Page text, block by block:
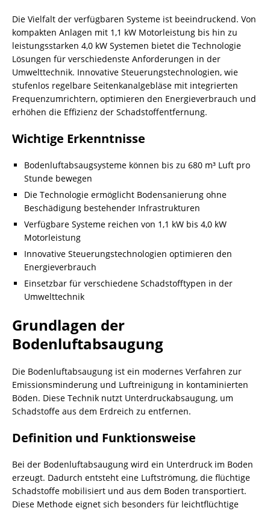
Die Vielfalt der verfügbaren Systeme ist beeindruckend. Von
kompakten Anlagen mit 1,1 kW Motorleistung bis hin zu
leistungsstarken 4,0 kW Systemen bietet die Technologie
Lösungen für verschiedenste Anforderungen in der
Umwelttechnik. Innovative Steuerungstechnologien, wie
stufenlos regelbare Seitenkanalgebläse mit integrierten
Frequenzumrichtern, optimieren den Energieverbrauch und
erhöhen die Effizienz der Schadstoffentfernung.
Wichtige Erkenntnisse
Bodenluftabsaugsysteme können bis zu 680 m³ Luft pro
Stunde bewegen
Die Technologie ermöglicht Bodensanierung ohne
Beschädigung bestehender Infrastrukturen
Verfügbare Systeme reichen von 1,1 kW bis 4,0 kW
Motorleistung
Innovative Steuerungstechnologien optimieren den
Energieverbrauch
Einsetzbar für verschiedene Schadstofftypen in der
Umwelttechnik
Grundlagen der
Bodenluftabsaugung
Die Bodenluftabsaugung ist ein modernes Verfahren zur
Emissionsminderung und Luftreinigung in kontaminierten
Böden. Diese Technik nutzt Unterdruckabsaugung, um
Schadstoffe aus dem Erdreich zu entfernen.
Definition und Funktionsweise
Bei der Bodenluftabsaugung wird ein Unterdruck im Boden
erzeugt. Dadurch entsteht eine Luftströmung, die flüchtige
Schadstoffe mobilisiert und aus dem Boden transportiert.
Diese Methode eignet sich besonders für leichtflüchtige